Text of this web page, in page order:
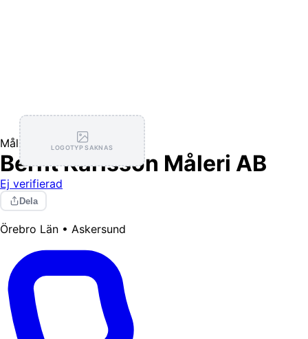
LOGOTYP SAKNAS
Målning / Tapetsering
Bernt Karlsson Måleri AB
Ej verifierad
Dela
Örebro Län • Askersund